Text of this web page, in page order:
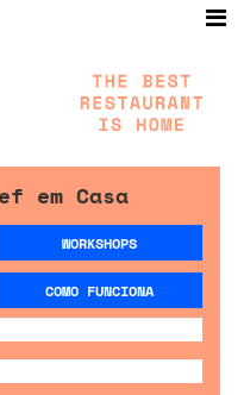
em Casa
WORKSHOPS
COMO FUNCIONA